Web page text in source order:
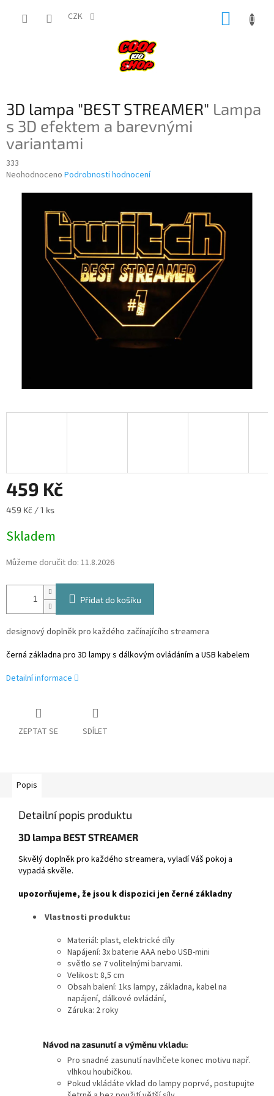
CZK
3D lampa "BEST STREAMER" Lampa
s 3D efektem a barevnými
variantami
333
Průměrné
hvězdiček.
Neohodnoceno Podrobnosti hodnocení
459 Kč
Měrná
459 Kč / 1 ks
Skladem
Můžeme doručit do: 11.8.2026
Přidat do košíku
designový doplněk pro každého začínajícího streamera
černá základna pro 3D lampy s dálkovým ovládáním a USB kabelem
Detailní informace
ZEPTAT SE SDÍLET
Popis
Detailní popis produktu
3D lampa BEST STREAMER
Skvělý doplněk pro každého streamera, vyladí Váš pokoj a
vypadá skvěle.
upozorňujeme, že jsou k dispozici jen černé základny
Vlastnosti produktu:
Materiál: plast, elektrické díly
Napájení: 3x baterie AAA nebo USB-mini
světlo se 7 volitelnými barvami.
Velikost: 8,5 cm
Obsah balení: 1ks lampy, základna, kabel na
napájení, dálkové ovládání,
Záruka: 2 roky
Návod na zasunutí a výměnu vkladu:
Pro snadné zasunutí navlhčete konec motivu např.
vlhkou houbičkou.
Pokud vkládáte vklad do lampy poprvé, postupujte